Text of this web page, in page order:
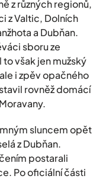
z různých regionů,
z Valtic, Dolních
a Dubňan.
sboru ze
však jen mužský
i zpěv opačného
rovněž domácí
sluncem opět
z Dubňan.
postarali
Po oficiální části